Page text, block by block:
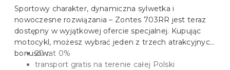
Sportowy charakter, dynamiczna sylwetka i
nowoczesne rozwiązania – Zontes 703RR jest teraz
dostępny w wyjątkowej ofercie specjalnej. Kupując
motocykl, możesz wybrać jeden z trzech atrakcyjnych
bonusów:20 rat 0%
transport gratis na terenie całej Polski